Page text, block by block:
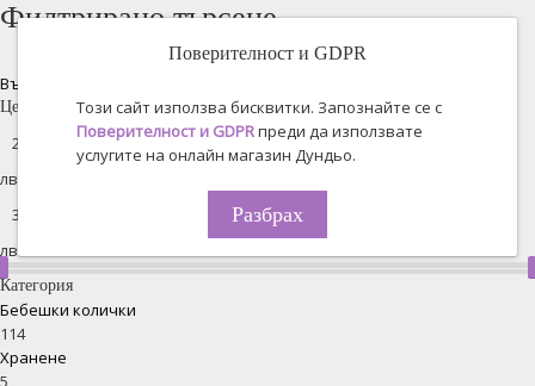
Филтрирано търсене
Възстановяване на всички
Цена
лв. -
лв.
Категория
Бебешки колички
114
Хранене
5
Поверителност и GDPR
Този сайт използва бисквитки. Запознайте се с
Поверителност и GDPRпреди да използвате
услугите на онлайн магазин Дундьо.
Разбрах